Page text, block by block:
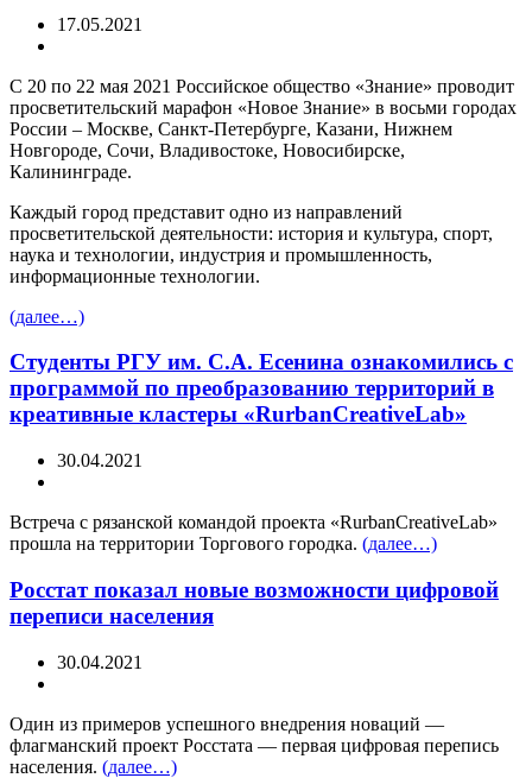
17.05.2021
С 20 по 22 мая 2021 Российское общество «Знание» проводит
просветительский марафон «Новое Знание» в восьми городах
России – Москве, Санкт-Петербурге, Казани, Нижнем
Новгороде, Сочи, Владивостоке, Новосибирске,
Калининграде.
Каждый город представит одно из направлений
просветительской деятельности: история и культура, спорт,
наука и технологии, индустрия и промышленность,
информационные технологии.
(далее…)
Студенты РГУ им. С.А. Есенина ознакомились с
программой по преобразованию территорий в
креативные кластеры «RurbanCreativeLab»
30.04.2021
Встреча с рязанской командой проекта «RurbanCreativeLab»
прошла на территории Торгового городка. (далее…)
Росстат показал новые возможности цифровой
переписи населения
30.04.2021
Один из примеров успешного внедрения новаций —
флагманский проект Росстата — первая цифровая перепись
населения. (далее…)